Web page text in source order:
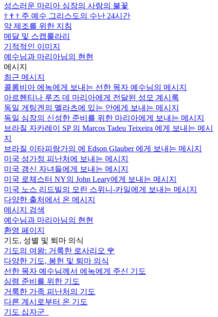
성스러운 마리아 심장의 사랑의 불꽃
† † † 주 예수 그리스도의 수난 24시간
약 제조를 위한 지침
메달 및 스캡룰라리
기적적인 이미지
예수님과 마리아님의 현현
메시지
최근 메시지
콜롬비아 에녹에게 보내는 선한 목자 예수님의 메시지
아르헨티나 루즈 데 마리아에게 전달된 성모 계시록
독일 게팅겐의 멜라츠에 있는 안에게 보내는 메시지
독일 심장의 신성한 준비를 위한 마리아에게 보내는 메시지
브라질 자카레이 SP 의 Marcos Tadeu Teixeira 에게 보내는 메시
지
브라질 이타피랑가의 에 Edson Glauber 에게 보내는 메시지
미국 성가정 피난처에 보내는 메시지
미국 갱신 자녀들에게 보내는 메시지
미국 로체스터 NY의 John Leary에게 보내는 메시지
미국 노스 리드빌의 모린 스위니-카일에게 보내는 메시지
다양한 출처에서 온 메시지
메시지 검색
예수님과 마리아님의 현현
환영 페이지
기도, 성별 및 퇴마 의식
기도의 여왕: 거룩한 로사리오 🌹
다양한 기도, 봉헌 및 퇴마 의식
선한 목자 예수님께서 에녹에게 주신 기도
심령 준비를 위한 기도
거룩한 가족 피난처의 기도
다른 계시로부터 온 기도
기도 십자군